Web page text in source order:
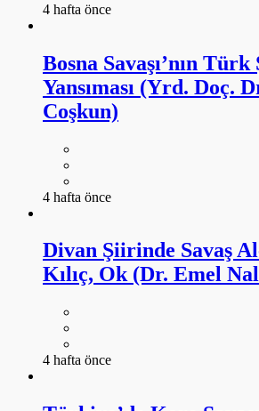
4 hafta önce
Bosna Savaşı’nın
Yansıması (Yrd. Doç.
Coşkun)
4 hafta önce
Divan Şiirinde Savaş
Kılıç, Ok (Dr. Emel
4 hafta önce